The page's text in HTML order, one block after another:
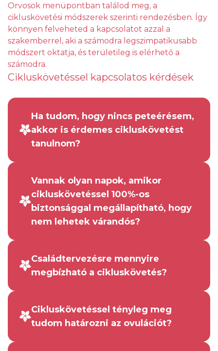
Orvosok menüpontban találod meg, a
cikluskövetési módszerek szerinti rendezésben. Így
könnyen felveheted a kapcsolatot azzal a
szakemberrel, aki a számodra legszimpatikusabb
módszert oktatja, és területileg is elérhető a
számodra.
Cikluskövetéssel kapcsolatos kérdések
Ha tudom, hogy nincs peteérésem,
akkor is érdemes cikluskövetést
tanulnom?
Vannak olyan napok, amikor
cikluskövetéssel 100%-os
biztonsággal megállapítható, hogy
nem lehetek várandós?
Családtervezésre mennyire
megbízható a cikluskövetés?
Cikluskövetéssel tényleg meg
tudom határozni az ovulációt?